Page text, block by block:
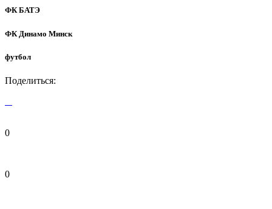
ФК БАТЭ
ФК Динамо Минск
футбол
Поделиться:
0
0